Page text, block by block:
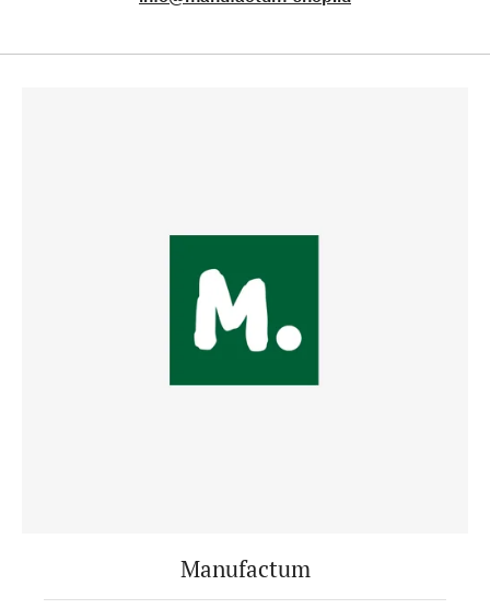
Manufactum